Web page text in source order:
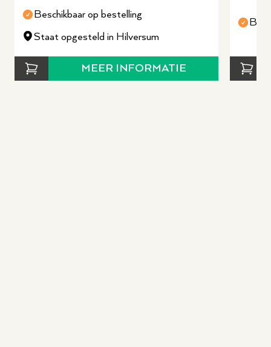
Beschikbaar op bestelling
Staat opgesteld in Hilversum
MEER INFORMATIE